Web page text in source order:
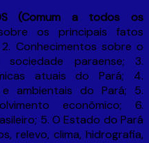
(Comum a todos os
os principais fatos
Conhecimentos sobre o
paraense; 3.
atuais do Pará; 4.
e ambientais do Pará; 5.
econômico; 6.
5. O Estado do Pará
relevo, clima, hidrografia,